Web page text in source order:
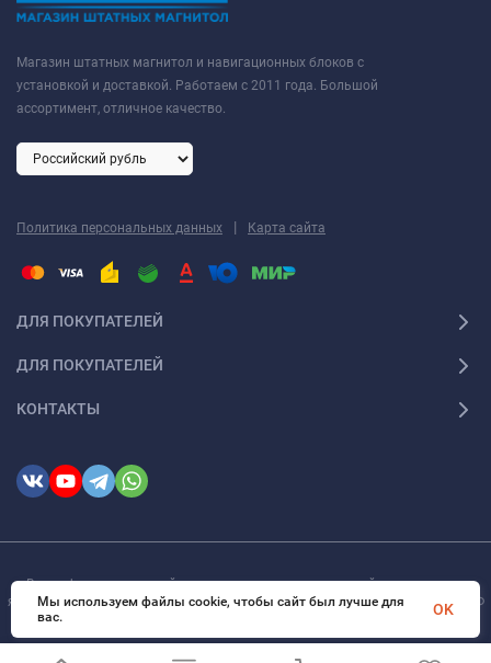
Магазин штатных магнитол и навигационных блоков с
установкой и доставкой. Работаем с 2011 года. Большой
ассортимент, отличное качество.
Политика персональных данных | Карта сайта
ДЛЯ ПОКУПАТЕЛЕЙ
ДЛЯ ПОКУПАТЕЛЕЙ
КОНТАКТЫ
Вся информация на сайте о товарах носит справочный характер и не
является публичной офертой в соответствии с пунктом 2 статьи 437 ГК РФ
Мы используем файлы cookie, чтобы сайт был лучше для
вас.
OK